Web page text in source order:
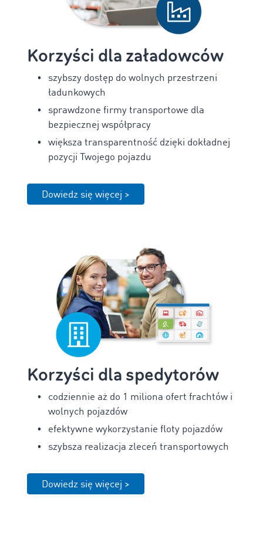
Korzyści dla załadowców
szybszy dostęp do wolnych przestrzeni
ładunkowych
sprawdzone firmy transportowe dla
bezpiecznej współpracy
większa transparentność dzięki dokładnej
pozycji Twojego pojazdu
Dowiedz się więcej >
Korzyści dla spedytorów
codziennie aż do 1 miliona ofert frachtów i
wolnych pojazdów
efektywne wykorzystanie floty pojazdów
szybsza realizacja zleceń transportowych
Dowiedz się więcej >